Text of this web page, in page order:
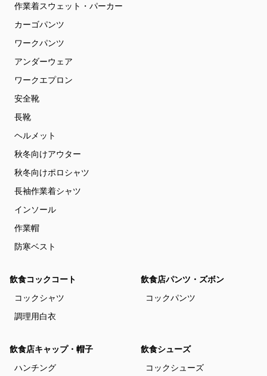
作業着スウェット・パーカー
カーゴパンツ
ワークパンツ
アンダーウェア
ワークエプロン
安全靴
長靴
ヘルメット
秋冬向けアウター
秋冬向けポロシャツ
長袖作業着シャツ
インソール
作業帽
防寒ベスト
飲食コックコート
コックシャツ
調理用白衣
飲食店パンツ・ズボン
コックパンツ
飲食店キャップ・帽子
ハンチング
飲食シューズ
コックシューズ